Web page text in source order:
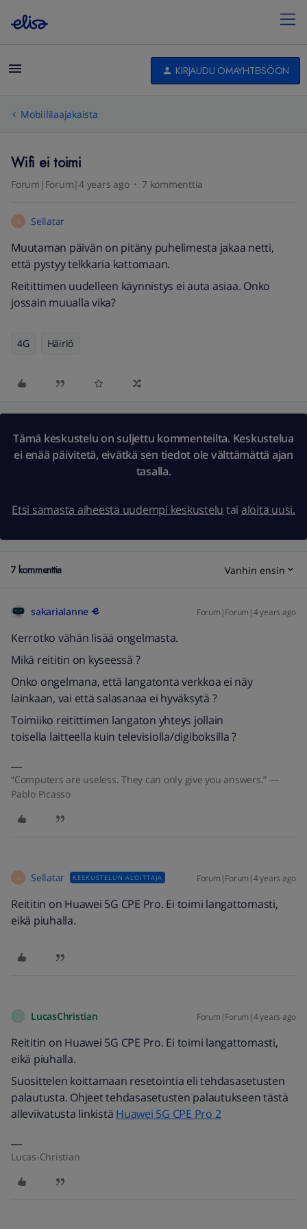
KIRJAUDU OMAYHTEISÖÖN
Mobiililaajakaista
Wifi ei toimi
Forum|Forum|4 years ago 7 kommenttia
S Sellatar
Muutaman päivän on pitäny puhelimesta jakaa netti,
että pystyy telkkaria kattomaan.
Reitittimen uudelleen käynnistys ei auta asiaa. Onko
jossain muualla vika?
4G Häiriö
Tämä keskustelu on suljettu kommenteilta. Keskustelua
ei enää päivitetä, eivätkä sen tiedot ole välttämättä ajan
tasalla.
Etsi samasta aiheesta uudempi keskustelu tai aloita uusi.
7 kommenttia Vanhin ensin
sakarialanne Forum|Forum|4 years ago
Kerrotko vähän lisää ongelmasta.
Mikä reititin on kyseessä ?
Onko ongelmana, että langatonta verkkoa ei näy
lainkaan, vai että salasanaa ei hyväksytä ?
Toimiiko reitittimen langaton yhteys jollain
toisella laitteella kuin televisiolla/digiboksilla ?
“Computers are useless. They can only give you answers.” ―
Pablo Picasso
S Sellatar KESKUSTELUN ALOITTAJA Forum|Forum|4 years ago
Reititin on Huawei 5G CPE Pro. Ei toimi langattomasti,
eikä piuhalla.
LucasChristian Forum|Forum|4 years ago
Reititin on Huawei 5G CPE Pro. Ei toimi langattomasti,
eikä piuhalla.
Suosittelen koittamaan resetointia eli tehdasasetusten
palautusta. Ohjeet tehdasasetusten palautukseen tästä
alleviivatusta linkistä Huawei 5G CPE Pro 2
Lucas-Christian